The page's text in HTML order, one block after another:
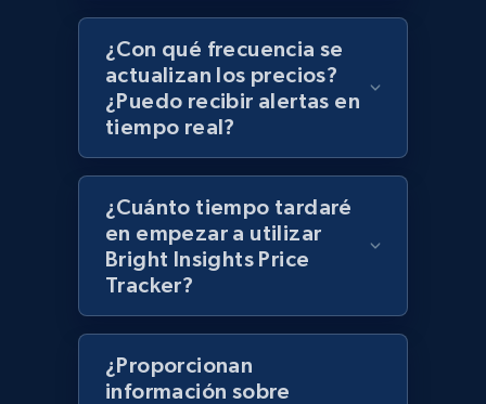
Best Buy products
URL, Product id, Title, Images, Final price,
Currency, Discount, Initial price, and more.
1.1K+ 149+ Comenzar ahora
Best Buy products - Collect data on
products using specified keywords
URL, Product id, Title, Images, Final price,
Currency, Discount, Initial price, and more.
¿Con qué frecuencia se
actualizan los precios?
¿Puedo recibir alertas en
tiempo real?
¿Cuánto tiempo tardaré
en empezar a utilizar
Bright Insights Price
Tracker?
¿Proporcionan
información sobre